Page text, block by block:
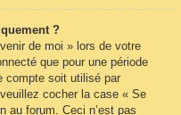
?
de moi » lors de votre
que pour une période
compte soit utilisé par
cocher la case « Se
au forum. Ceci n’est pas